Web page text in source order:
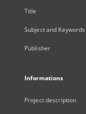
Title
Subject and Keywords
Publisher
Informations
Project description